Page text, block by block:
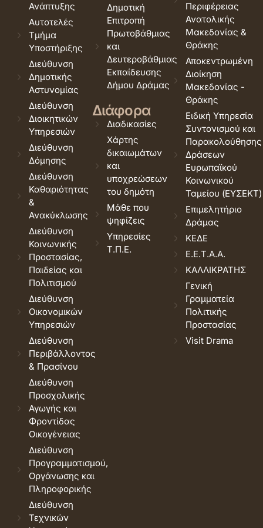
Ανάπτυξης
Αυτοτελές
Τμήμα
Υποστήριξης
Διεύθυνση
Δημοτικής
Αστυνομίας
Διεύθυνση
Διοικητικών
Υπηρεσιών
Διεύθυνση
Δόμησης
Διεύθυνση
Καθαριότητας
&
Ανακύκλωσης
Διεύθυνση
Κοινωνικής
Προστασίας,
Παιδείας και
Πολιτισμού
Διεύθυνση
Οικονομικών
Υπηρεσιών
Διεύθυνση
Περιβάλλοντος
& Πρασίνου
Διεύθυνση
Προσχολικής
Αγωγής και
Φροντίδας
Οικογένειας
Διεύθυνση
Προγραμματισμού,
Οργάνωσης και
Πληροφορικής
Διεύθυνση
Τεχνικών
Δημοτική
Επιτροπή
Πρωτοβάθμιας
και
Δευτεροβάθμιας
Εκπαίδευσης
Δήμου Δράμας
Διάφορα
Διαδικασίες
Χάρτης
δικαιωμάτων
και
υποχρεώσεων
του δημότη
Μάθε που
ψηφίζεις
Υπηρεσίες
Τ.Π.Ε.
Περιφέρειας
Ανατολικής
Μακεδονίας &
Θράκης
Αποκεντρωμένη
Διοίκηση
Μακεδονίας -
Θράκης
Ειδική Υπηρεσία
Συντονισμού και
Παρακολούθησης
Δράσεων
Ευρωπαϊκού
Κοινωνικού
Ταμείου (ΕΥΣΕΚΤ)
Επιμελητήριο
Δράμας
ΚΕΔΕ
Ε.Ε.Τ.Α.Α.
ΚΑΛΛΙΚΡΑΤΗΣ
Γενική
Γραμματεία
Πολιτικής
Προστασίας
Visit Drama